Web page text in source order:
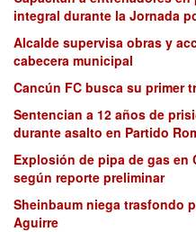
integral durante la Jornada
Alcalde supervisa obras y
cabecera municipal
Cancún FC busca su primer
Sentencian a 12 años de
durante asalto en Partido
Explosión de pipa de gas en
según reporte preliminar
Sheinbaum niega trasfondo
Aguirre